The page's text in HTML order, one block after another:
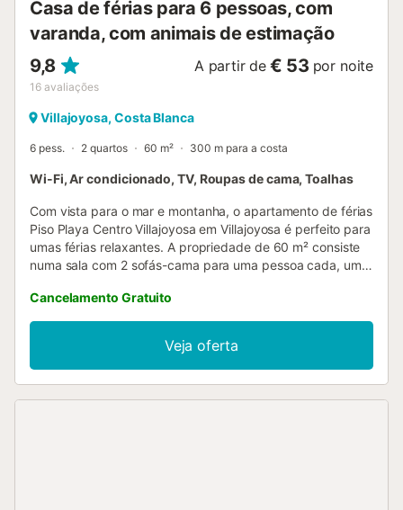
Casa de férias para 6 pessoas, com
varanda, com animais de estimação
9,8
16 avaliações
A partir de € 53 por noite
Villajoyosa, Costa Blanca
6 pess. 2 quartos 60 m² 300 m para a costa
Wi-Fi, Ar condicionado, TV, Roupas de cama, Toalhas
Com vista para o mar e montanha, o apartamento de férias
Piso Playa Centro Villajoyosa em Villajoyosa é perfeito para
umas férias relaxantes. A propriedade de 60 m² consiste
numa sala com 2 sofás-cama para uma pessoa cada, uma
louça, 2 quartos e 1 casa de banho e pode, portanto,
acomodar 6 pessoas. Outras comodidades incluem Wi-Fi
de alta velocidade, ar condicionado, aquecimento, uma
máquina de lavar roupa, bem como uma TV e um leitor de
DVD. A sua área exterior privada inclui um terraço aberto e
Cancelamento Gratuito
Veja oferta